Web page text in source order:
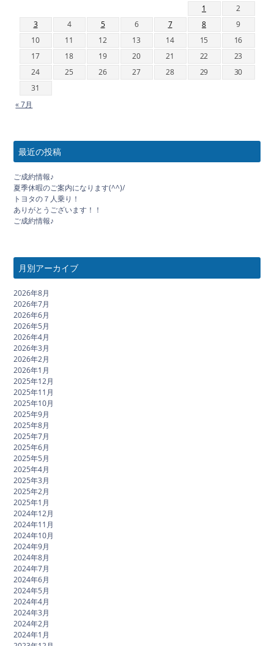
1
2
3
4 5 6 7 8
9
10
11 12 13 14 15
16
17
18 19 20 21 22
23
24
25 26 27 28 29
30
31
« 7月
最近の投稿
ご成約情報♪
夏季休暇のご案内になります(^^)/
トヨタの７人乗り！
ありがとうございます！！
ご成約情報♪
月別アーカイブ
2026年8月
2026年7月
2026年6月
2026年5月
2026年4月
2026年3月
2026年2月
2026年1月
2025年12月
2025年11月
2025年10月
2025年9月
2025年8月
2025年7月
2025年6月
2025年5月
2025年4月
2025年3月
2025年2月
2025年1月
2024年12月
2024年11月
2024年10月
2024年9月
2024年8月
2024年7月
2024年6月
2024年5月
2024年4月
2024年3月
2024年2月
2024年1月